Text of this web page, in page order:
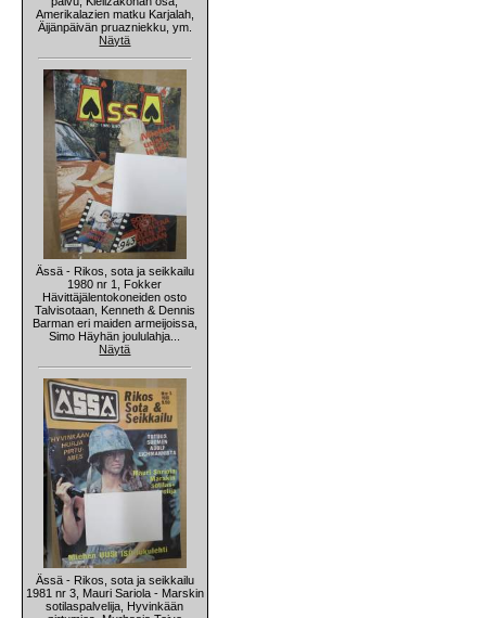
Amerikalazien matku Karjalah,
Äijänpäivän pruazniekku, ym.
Näytä
Ässä - Rikos, sota ja seikkailu
1980 nr 1, Fokker
Hävittäjälentokoneiden osto
Talvisotaan, Kenneth & Dennis
Barman eri maiden armeijoissa,
Simo Häyhän joululahja...
Näytä
Ässä - Rikos, sota ja seikkailu
1981 nr 3, Mauri Sariola - Marskin
sotilaspalvelija, Hyvinkään